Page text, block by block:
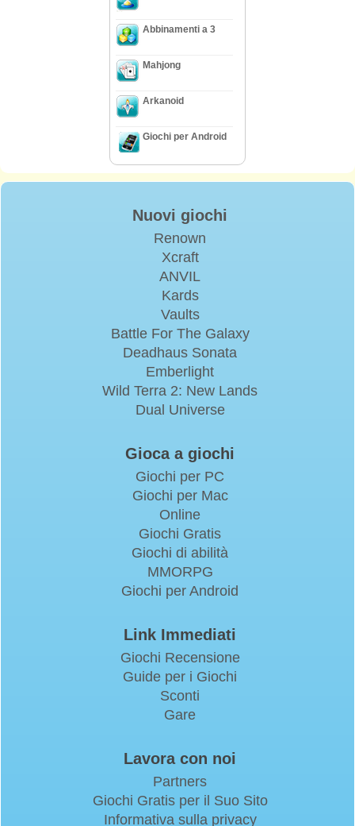
Abbinamenti a 3
Mahjong
Arkanoid
Giochi per Android
Nuovi giochi
Renown
Xcraft
ANVIL
Kards
Vaults
Battle For The Galaxy
Deadhaus Sonata
Emberlight
Wild Terra 2: New Lands
Dual Universe
Gioca a giochi
Giochi per PC
Giochi per Mac
Online
Giochi Gratis
Giochi di abilità
MMORPG
Giochi per Android
Link Immediati
Giochi Recensione
Guide per i Giochi
Sconti
Gare
Lavora con noi
Partners
Giochi Gratis per il Suo Sito
Informativa sulla privacy